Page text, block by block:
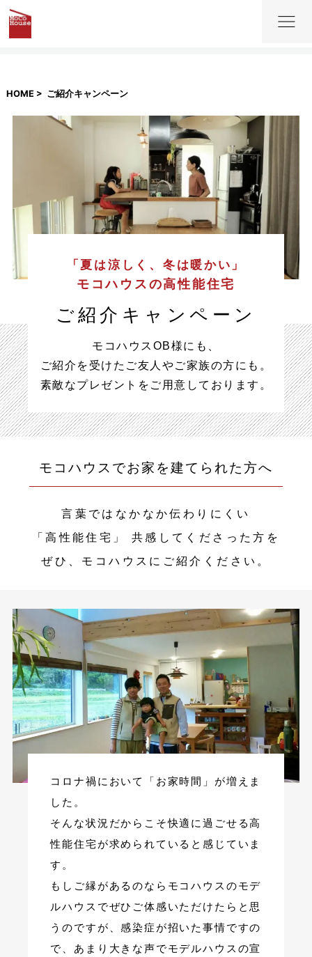
HOME ご紹介キャンペーン
「夏は涼しく、冬は暖かい」
モコハウスの高性能住宅
ご紹介キャンペーン
モコハウスOB様にも、
ご紹介を受けたご友人やご家族の方にも。
素敵なプレゼントをご用意しております。
モコハウスでお家を建てられた方へ
言葉ではなかなか伝わりにくい
「高性能住宅」
共感してくださった方を
ぜひ、モコハウスにご紹介ください。
コロナ禍において「お家時間」が増えま
した。
そんな状況だからこそ快適に過ごせる高
性能住宅が求められていると感じていま
す。
もしご縁があるのならモコハウスのモデ
ルハウスでぜひご体感いただけたらと思
うのですが、感染症が招いた事情ですの
で、あまり大きな声でモデルハウスの宣